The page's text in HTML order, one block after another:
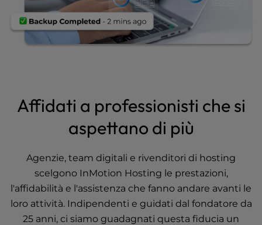
Affidati a professionisti che si
aspettano di più
Agenzie, team digitali e rivenditori di hosting
scelgono InMotion Hosting le prestazioni,
l'affidabilità e l'assistenza che fanno andare avanti le
loro attività. Indipendenti e guidati dal fondatore da
25 anni, ci siamo guadagnati questa fiducia un